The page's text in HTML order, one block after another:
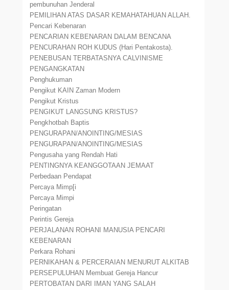
pembunuhan Jenderal
PEMILIHAN ATAS DASAR KEMAHATAHUAN ALLAH.
Pencari Kebenaran
PENCARIAN KEBENARAN DALAM BENCANA
PENCURAHAN ROH KUDUS (Hari Pentakosta).
PENEBUSAN TERBATASNYA CALVINISME
PENGANGKATAN
Penghukuman
Pengikut KAIN Zaman Modern
Pengikut Kristus
PENGIKUT LANGSUNG KRISTUS?
Pengkhotbah Baptis
PENGURAPAN/ANOINTING/MESIAS
PENGURAPAN/ANOINTING/MESIAS
Pengusaha yang Rendah Hati
PENTINGNYA KEANGGOTAAN JEMAAT
Perbedaan Pendapat
Percaya Mimp[i
Percaya Mimpi
Peringatan
Perintis Gereja
PERJALANAN ROHANI MANUSIA PENCARI
KEBENARAN
Perkara Rohani
PERNIKAHAN & PERCERAIAN MENURUT ALKITAB
PERSEPULUHAN Membuat Gereja Hancur
PERTOBATAN DARI IMAN YANG SALAH